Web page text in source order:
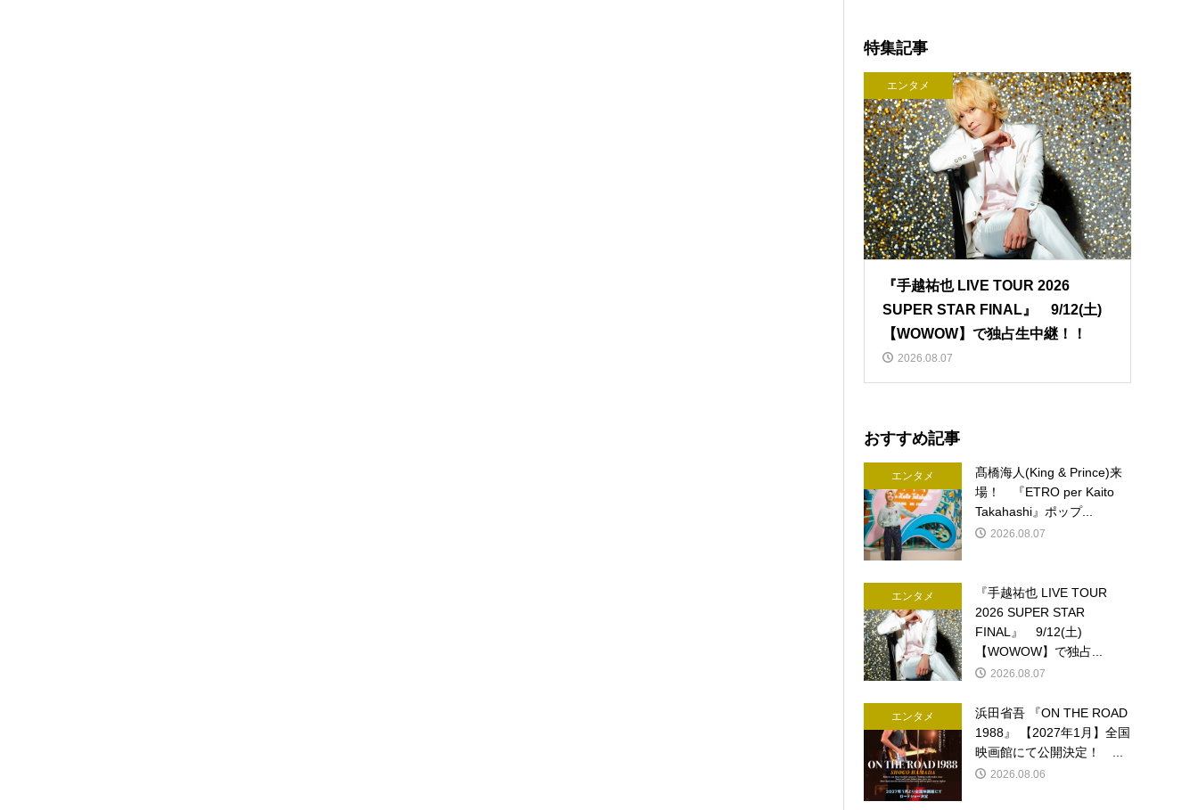
特集記事
エンタメ
『手越祐也 LIVE TOUR 2026
SUPER STAR FINAL』 9/12(土)
【WOWOW】で独占生中継！！
2026.08.07
おすすめ記事
エンタメ
髙橋海人(King & Prince)来
場！ 『ETRO per Kaito
Takahashi』ポップ...
2026.08.07
エンタメ
『手越祐也 LIVE TOUR
2026 SUPER STAR
FINAL』 9/12(土)
【WOWOW】で独占...
2026.08.07
エンタメ
浜田省吾 『ON THE ROAD
1988』 【2027年1月】全国
映画館にて公開決定！ ...
2026.08.06